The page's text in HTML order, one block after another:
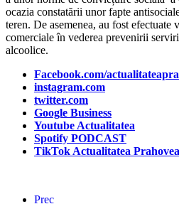
ocazia constatării unor fapte
teren. De asemenea, au fost
comerciale în vederea prevenirii
alcoolice.
Facebook.com/
instagram.com
twitter.com
Google Business
Youtube Actualitatea
Spotify PODCAST
TikTok Actualitatea
Prec